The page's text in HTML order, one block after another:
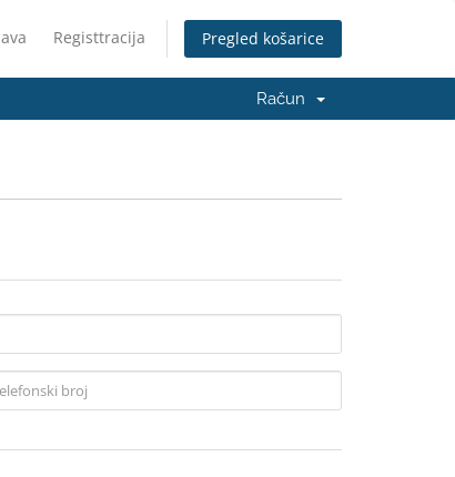
Registtracija Pregled košarice
Račun